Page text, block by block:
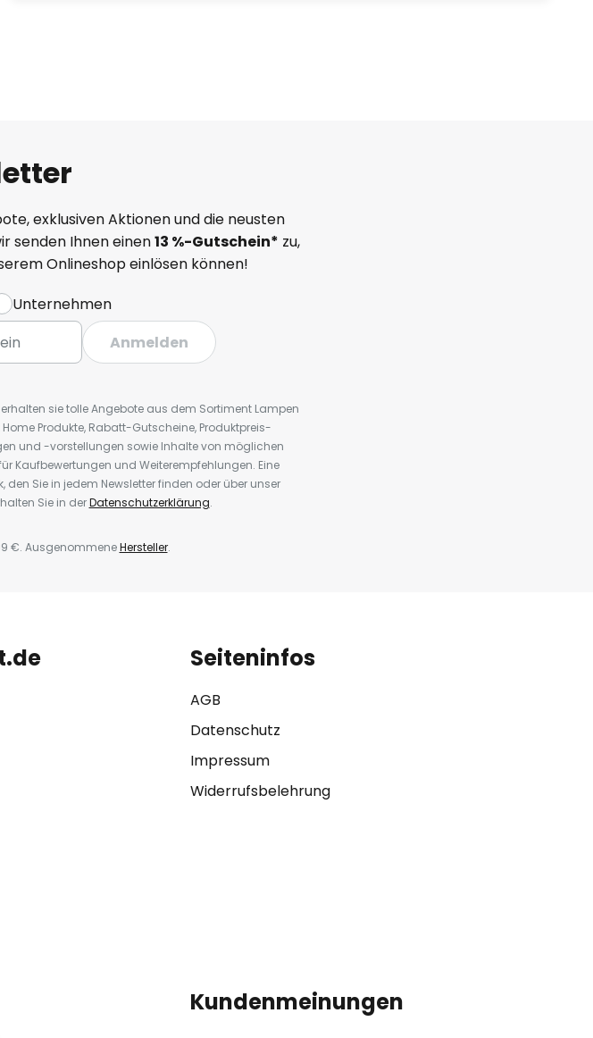
exklusiven Aktionen und die neusten
senden Ihnen einen13 %-Gutschein* zu,
Onlineshop einlösen können!
Unternehmen
Anmelden
sie tolle Angebote aus dem Sortiment Lampen
Produkte, Rabatt-Gutscheine, Produktpreis-
und -vorstellungen sowie Inhalte von möglichen
Kaufbewertungen und Weiterempfehlungen. Eine
Sie in jedem Newsletter finden oder über unser
Sie in derDatenschutzerklärung.
€. AusgenommeneHersteller.
Seiteninfos
AGB
Datenschutz
Impressum
Widerrufsbelehrung
Kundenmeinungen